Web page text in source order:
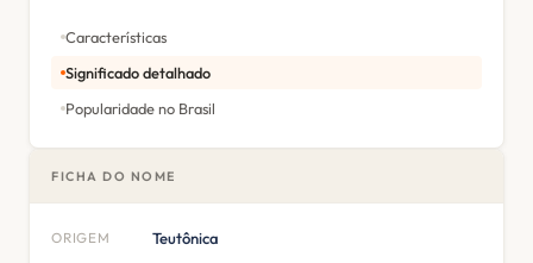
Características
Significado detalhado
Popularidade no Brasil
FICHA DO NOME
ORIGEM Teutônica